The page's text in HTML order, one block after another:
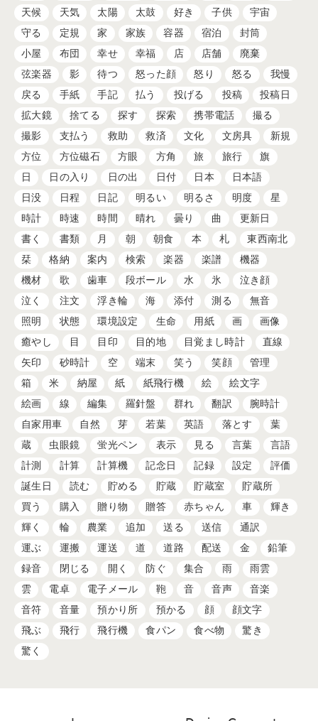
天候
天気 太陽 太鼓 好き 子供
宇宙
守る
定規 家 家族 容器 宿泊
封筒
小屋
布団 幸せ 幸福 店 店舗
廃棄
弦楽器
影 待つ 怒った顔 怒り 怒る
我慢
戻る
手紙 手記 払う 投げる 投稿
投稿日
拡大鏡
捨てる 探す 探索 携帯電話
撮る
撮影
支払う 救助 救済 文化 文房具
新規
方位
方位磁石 方眼 方角 旅 旅行
旗
日
日の入り 日の出 日付 日本
日本語
日没
日程 日記 明るい 明るさ 明度
星
時計
時速 時間 晴れ 曇り 曲
更新日
書く
書類 月 朝 朝食 本 札
東西南北
栞
格納 案内 検索 楽器 楽譜
機器
機材
歌 歯車 段ボール 水 氷
泣き顔
泣く
注文 浮き輪 海 添付 測る
無音
照明
状態 環境設定 生命 用紙 画
画像
癒やし
目 目印 目的地 目覚まし時計
直線
矢印
砂時計 空 端末 笑う 笑顔
管理
箱
米 納屋 紙 紙飛行機 絵
絵文字
絵画
線 編集 羅針盤 群れ 翻訳
腕時計
自家用車
自然 芽 若葉 英語 落とす
葉
蔵
虫眼鏡 蛍光ペン 表示 見る 言葉
言語
計測
計算 計算機 記念日 記録 設定
評価
誕生日
読む 貯める 貯蔵 貯蔵室
貯蔵所
買う
購入 贈り物 贈答 赤ちゃん 車
輝き
輝く
輪 農業 追加 送る 送信
通訳
運ぶ
運搬 運送 道 道路 配送 金
鉛筆
録音
閉じる 開く 防ぐ 集合 雨
雨雲
雲
電卓 電子メール 鞄 音 音声
音楽
音符
音量 預かり所 預かる 顔
顔文字
飛ぶ
飛行 飛行機 食パン 食べ物
驚き
驚く